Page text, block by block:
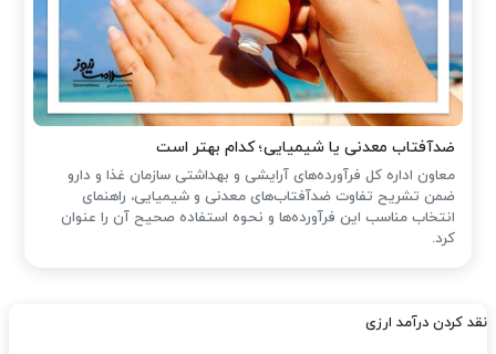
ضدآفتاب‌ معدنی یا شیمیایی؛ کدام بهتر است
معاون اداره کل فرآورده‌های آرایشی و بهداشتی سازمان غذا و دارو
ضمن تشریح تفاوت ضدآفتاب‌های معدنی و شیمیایی، راهنمای
انتخاب مناسب این فرآورده‌ها و نحوه استفاده صحیح آن را عنوان
کرد.
نقد کردن درآمد ارزی